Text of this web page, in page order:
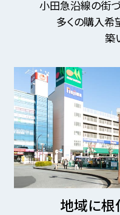
小田急沿線の街
多くの購入希
築
地域に